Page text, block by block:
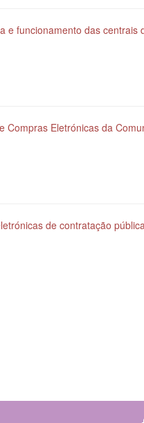
e funcionamento das centrais
Eletrónicas da
de contratação